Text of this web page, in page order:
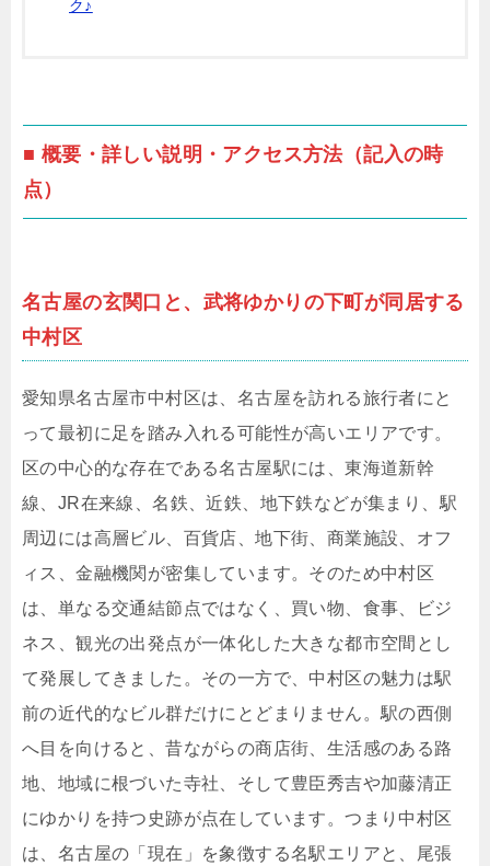
ク♪
■ 概要・詳しい説明・アクセス方法（記入の時
点）
名古屋の玄関口と、武将ゆかりの下町が同居する
中村区
愛知県名古屋市中村区は、名古屋を訪れる旅行者にと
って最初に足を踏み入れる可能性が高いエリアです。
区の中心的な存在である名古屋駅には、東海道新幹
線、JR在来線、名鉄、近鉄、地下鉄などが集まり、駅
周辺には高層ビル、百貨店、地下街、商業施設、オフ
ィス、金融機関が密集しています。そのため中村区
は、単なる交通結節点ではなく、買い物、食事、ビジ
ネス、観光の出発点が一体化した大きな都市空間とし
て発展してきました。その一方で、中村区の魅力は駅
前の近代的なビル群だけにとどまりません。駅の西側
へ目を向けると、昔ながらの商店街、生活感のある路
地、地域に根づいた寺社、そして豊臣秀吉や加藤清正
にゆかりを持つ史跡が点在しています。つまり中村区
は、名古屋の「現在」を象徴する名駅エリアと、尾張